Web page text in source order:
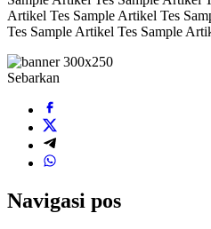
Artikel Tes Sample Artikel Tes
Tes Sample Artikel Tes Sample
Sebarkan
Navigasi pos